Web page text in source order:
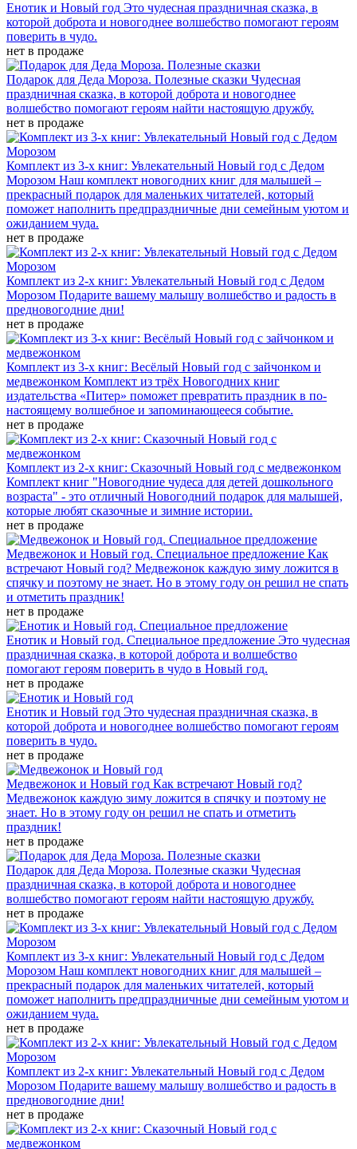
Енотик и Новый год Это чудесная праздничная сказка, в
которой доброта и новогоднее волшебство помогают героям
поверить в чудо.
нет в продаже
Подарок для Деда Мороза. Полезные сказки Чудесная
праздничная сказка, в которой доброта и новогоднее
волшебство помогают героям найти настоящую дружбу.
нет в продаже
Комплект из 3-х книг: Увлекательный Новый год с Дедом
Морозом Наш комплект новогодних книг для малышей –
прекрасный подарок для маленьких читателей, который
поможет наполнить предпраздничные дни семейным уютом и
ожиданием чуда.
нет в продаже
Комплект из 2-х книг: Увлекательный Новый год с Дедом
Морозом Подарите вашему малышу волшебство и радость в
предновогодние дни!
нет в продаже
Комплект из 3-х книг: Весёлый Новый год с зайчонком и
медвежонком Комплект из трёх Новогодних книг
издательства «Питер» поможет превратить праздник в по-
настоящему волшебное и запоминающееся событие.
нет в продаже
Комплект из 2-х книг: Сказочный Новый год с медвежонком
Комплект книг "Новогодние чудеса для детей дошкольного
возраста" - это отличный Новогодний подарок для малышей,
которые любят сказочные и зимние истории.
нет в продаже
Медвежонок и Новый год. Специальное предложение Как
встречают Новый год? Медвежонок каждую зиму ложится в
спячку и поэтому не знает. Но в этому году он решил не спать
и отметить праздник!
нет в продаже
Енотик и Новый год. Специальное предложение Это чудесная
праздничная сказка, в которой доброта и волшебство
помогают героям поверить в чудо в Новый год.
нет в продаже
Енотик и Новый год Это чудесная праздничная сказка, в
которой доброта и новогоднее волшебство помогают героям
поверить в чудо.
нет в продаже
Медвежонок и Новый год Как встречают Новый год?
Медвежонок каждую зиму ложится в спячку и поэтому не
знает. Но в этому году он решил не спать и отметить
праздник!
нет в продаже
Подарок для Деда Мороза. Полезные сказки Чудесная
праздничная сказка, в которой доброта и новогоднее
волшебство помогают героям найти настоящую дружбу.
нет в продаже
Комплект из 3-х книг: Увлекательный Новый год с Дедом
Морозом Наш комплект новогодних книг для малышей –
прекрасный подарок для маленьких читателей, который
поможет наполнить предпраздничные дни семейным уютом и
ожиданием чуда.
нет в продаже
Комплект из 2-х книг: Увлекательный Новый год с Дедом
Морозом Подарите вашему малышу волшебство и радость в
предновогодние дни!
нет в продаже